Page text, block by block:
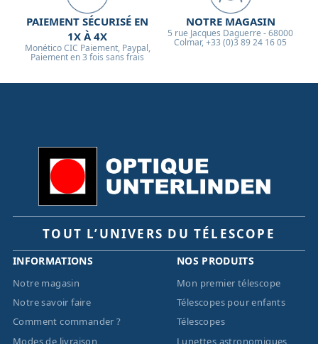
PAIEMENT SÉCURISÉ EN
1X À 4X
Monético CIC Paiement, Paypal,
Paiement en 3 fois sans frais
NOTRE MAGASIN
5 rue Jacques Daguerre - 68000
Colmar, +33 (0)3 89 24 16 05
TOUT L’UNIVERS DU TÉLESCOPE
INFORMATIONS
Notre magasin
Notre savoir faire
Comment commander ?
Modes de livraison
NOS PRODUITS
Mon premier télescope
Télescopes pour enfants
Télescopes
Lunettes astronomiques